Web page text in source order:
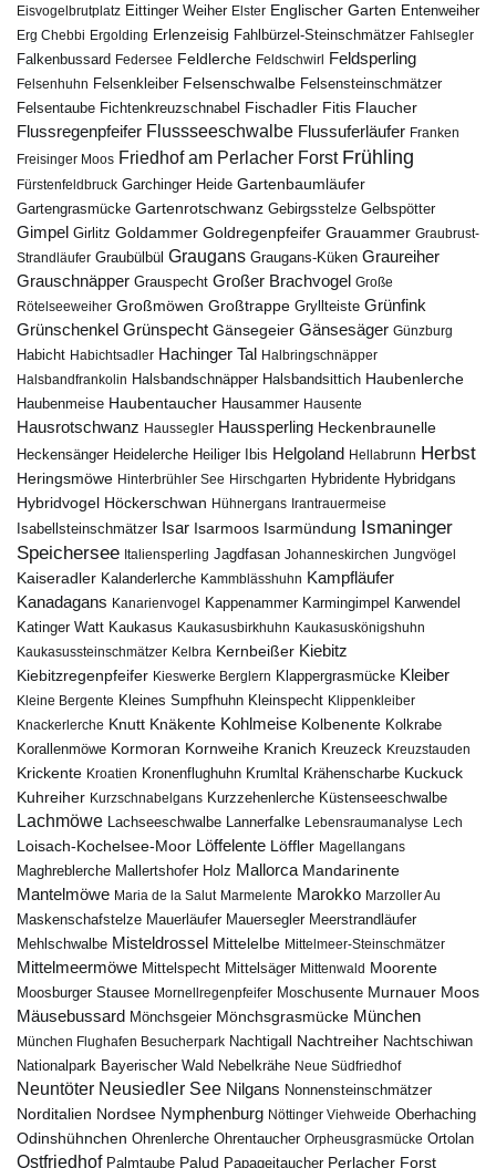
Eisvogelbrutplatz Eittinger Weiher Elster Englischer Garten Entenweiher
Erg Chebbi Ergolding Erlenzeisig Fahlbürzel-Steinschmätzer Fahlsegler
Falkenbussard Federsee Feldlerche Feldschwirl Feldsperling
Felsenhuhn Felsenkleiber Felsenschwalbe Felsensteinschmätzer
Felsentaube Fichtenkreuzschnabel Fischadler Fitis Flaucher
Flussregenpfeifer Flussseeschwalbe Flussuferläufer Franken
Freisinger Moos Friedhof am Perlacher Forst Frühling
Fürstenfeldbruck Garchinger Heide Gartenbaumläufer
Gartengrasmücke Gartenrotschwanz Gebirgsstelze Gelbspötter
Gimpel Girlitz Goldammer Goldregenpfeifer Grauammer Graubrust-
Strandläufer Graubülbül Graugans Graugans-Küken Graureiher
Grauschnäpper Grauspecht Großer Brachvogel Große
Rötelseeweiher Großmöwen Großtrappe Gryllteiste Grünfink
Grünschenkel Grünspecht Gänsegeier Gänsesäger Günzburg
Habicht Habichtsadler Hachinger Tal Halbringschnäpper
Halsbandfrankolin Halsbandschnäpper Halsbandsittich Haubenlerche
Haubenmeise Haubentaucher Hausammer Hausente
Hausrotschwanz Haussegler Haussperling Heckenbraunelle
Heckensänger Heidelerche Heiliger Ibis Helgoland Hellabrunn Herbst
Heringsmöwe Hinterbrühler See Hirschgarten Hybridente Hybridgans
Hybridvogel Höckerschwan Hühnergans Irantrauermeise
Isabellsteinschmätzer Isar Isarmoos Isarmündung Ismaninger
Speichersee Italiensperling Jagdfasan Johanneskirchen Jungvögel
Kaiseradler Kalanderlerche Kammblässhuhn Kampfläufer
Kanadagans Kanarienvogel Kappenammer Karmingimpel Karwendel
Katinger Watt Kaukasus Kaukasusbirkhuhn Kaukasuskönigshuhn
Kaukasussteinschmätzer Kelbra Kernbeißer Kiebitz
Kiebitzregenpfeifer Kieswerke Berglern Klappergrasmücke Kleiber
Kleine Bergente Kleines Sumpfhuhn Kleinspecht Klippenkleiber
Knackerlerche Knutt Knäkente Kohlmeise Kolbenente Kolkrabe
Korallenmöwe Kormoran Kornweihe Kranich Kreuzeck Kreuzstauden
Krickente Kroatien Kronenflughuhn Krumltal Krähenscharbe Kuckuck
Kuhreiher Kurzschnabelgans Kurzzehenlerche Küstenseeschwalbe
Lachmöwe Lachseeschwalbe Lannerfalke Lebensraumanalyse Lech
Loisach-Kochelsee-Moor Löffelente Löffler Magellangans
Maghreblerche Mallertshofer Holz Mallorca Mandarinente
Mantelmöwe Maria de la Salut Marmelente Marokko Marzoller Au
Maskenschafstelze Mauerläufer Mauersegler Meerstrandläufer
Mehlschwalbe Misteldrossel Mittelelbe Mittelmeer-Steinschmätzer
Mittelmeermöwe Mittelspecht Mittelsäger Mittenwald Moorente
Moosburger Stausee Mornellregenpfeifer Moschusente Murnauer Moos
Mäusebussard Mönchsgeier Mönchsgrasmücke München
München Flughafen Besucherpark Nachtigall Nachtreiher Nachtschiwan
Nationalpark Bayerischer Wald Nebelkrähe Neue Südfriedhof
Neuntöter Neusiedler See Nilgans Nonnensteinschmätzer
Norditalien Nordsee Nymphenburg Nöttinger Viehweide Oberhaching
Odinshühnchen Ohrenlerche Ohrentaucher Orpheusgrasmücke Ortolan
Ostfriedhof Palmtaube Palud Papageitaucher Perlacher Forst